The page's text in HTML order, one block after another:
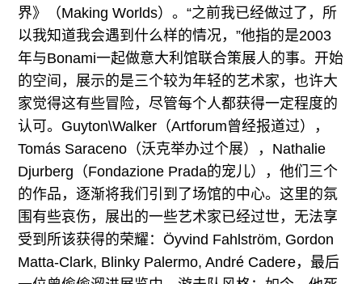
界》（Making Worlds）。“之前我已经做过了，所
以我知道我会遇到什么样的情况，”他指的是2003
年与Bonami一起做意大利馆联合策展人的事。开始
的空间，展示的是三个较为年轻的艺术家，也许大
家觉得这有些冒险，尽管每个人都获得一定程度的
认可。Guyton\Walker（Artforum曾经报道过），
Tomás Saraceno（沃克举办过个展），Nathalie
Djurberg（Fondazione Prada的宠儿），他们三个
的作品，逐渐将我们引到了场馆的中心。这里的氛
围有些哀伤，展出的一些艺术家已经过世，无法享
受到所该获得的荣耀：Öyvind Fahlström, Gordon
Matta-Clark, Blinky Palermo, André Cadere，最后